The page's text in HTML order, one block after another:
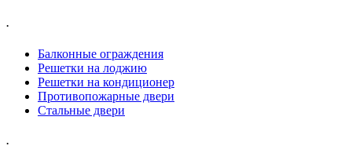
.
Балконные ограждения
Решетки на лоджию
Решетки на кондиционер
Противопожарные двери
Стальные двери
.